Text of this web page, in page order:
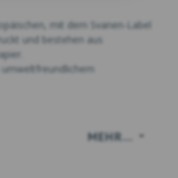
mit dem Svanen-Label
und bestehen aus
umweltfreundlichem
MEHR...